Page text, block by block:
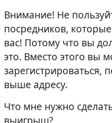
Внимание! Не
посредников, которые
вас! Потому что вы
это. Вместо этого вы
зарегистрироваться,
выше адресу.
Что мне нужно
выигрыш?